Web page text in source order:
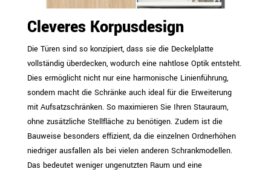
Cleveres Korpusdesign
Die Türen sind so konzipiert, dass sie die Deckelplatte
vollständig überdecken, wodurch eine nahtlose Optik entsteht.
Dies ermöglicht nicht nur eine harmonische Linienführung,
sondern macht die Schränke auch ideal für die Erweiterung
mit Aufsatzschränken. So maximieren Sie Ihren Stauraum,
ohne zusätzliche Stellfläche zu benötigen. Zudem ist die
Bauweise besonders effizient, da die einzelnen Ordnerhöhen
niedriger ausfallen als bei vielen anderen Schrankmodellen.
Das bedeutet weniger ungenutzten Raum und eine